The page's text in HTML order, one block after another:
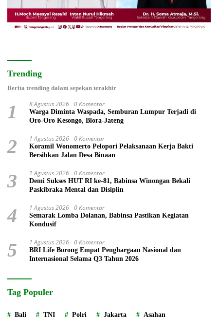
Trending
Berita trending dalam sepekan terakhir
1 8 Agustus 2026 0 Komentar
Warga Diminta Waspada, Semburan Lumpur Terjadi di
Oro-Oro Kesongo, Blora-Jateng
2 1 Agustus 2026 0 Komentar
Koramil Wonomerto Pelopori Pelaksanaan Kerja Bakti
Bersihkan Jalan Desa Binaan
3 1 Agustus 2026 0 Komentar
Demi Sukses HUT RI ke-81, Babinsa Winongan Bekali
Paskibraka Mental dan Disiplin
4 1 Agustus 2026 0 Komentar
Semarak Lomba Dolanan, Babinsa Pastikan Kegiatan
Kondusif
5 1 Agustus 2026 0 Komentar
BRI Life Borong Empat Penghargaan Nasional dan
Internasional Selama Q3 Tahun 2026
Tag Populer
Bali TNI Polri Jakarta Asahan